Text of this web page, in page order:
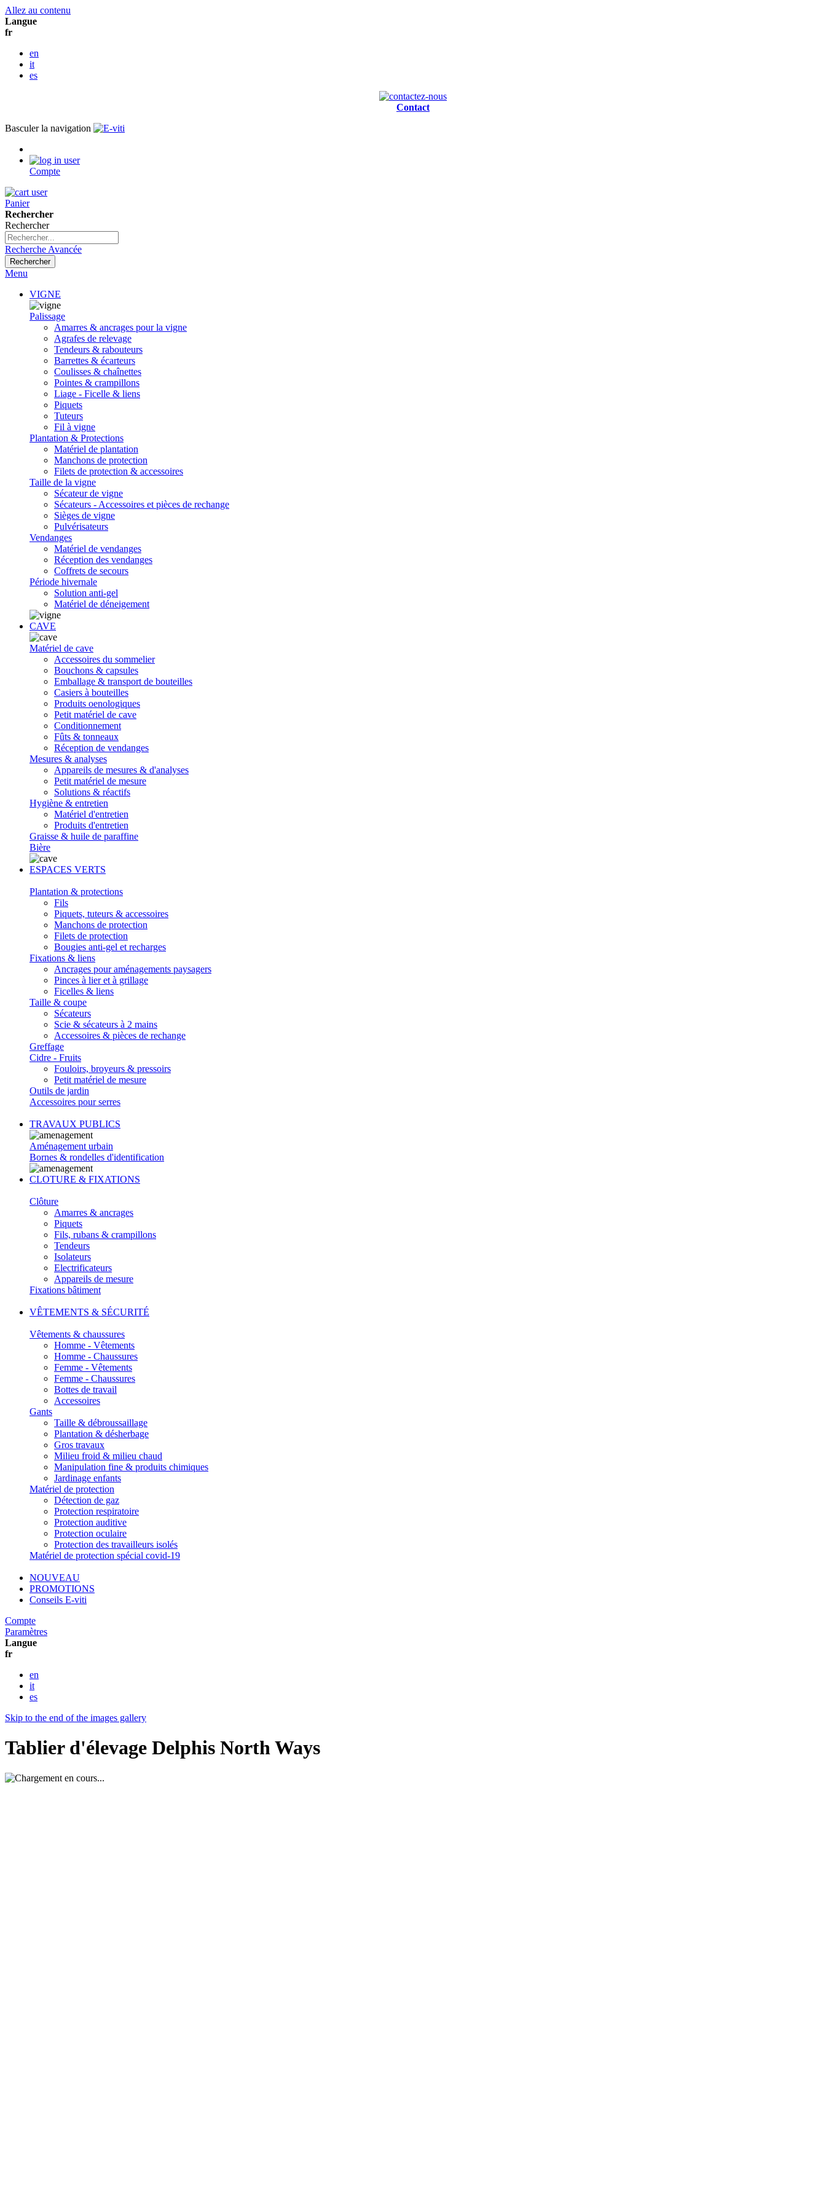
Allez au contenu
Langue
fr
en
it
es
Contact
Basculer la navigation
Compte
Panier
Rechercher
Rechercher
Recherche Avancée
Rechercher
Menu
VIGNE
Palissage
Amarres & ancrages pour la vigne
Agrafes de relevage
Tendeurs & rabouteurs
Barrettes & écarteurs
Coulisses & chaînettes
Pointes & crampillons
Liage - Ficelle & liens
Piquets
Tuteurs
Fil à vigne
Plantation & Protections
Matériel de plantation
Manchons de protection
Filets de protection & accessoires
Taille de la vigne
Sécateur de vigne
Sécateurs - Accessoires et pièces de rechange
Sièges de vigne
Pulvérisateurs
Vendanges
Matériel de vendanges
Réception des vendanges
Coffrets de secours
Période hivernale
Solution anti-gel
Matériel de déneigement
CAVE
Matériel de cave
Accessoires du sommelier
Bouchons & capsules
Emballage & transport de bouteilles
Casiers à bouteilles
Produits oenologiques
Petit matériel de cave
Conditionnement
Fûts & tonneaux
Réception de vendanges
Mesures & analyses
Appareils de mesures & d'analyses
Petit matériel de mesure
Solutions & réactifs
Hygiène & entretien
Matériel d'entretien
Produits d'entretien
Graisse & huile de paraffine
Bière
ESPACES VERTS
Plantation & protections
Fils
Piquets, tuteurs & accessoires
Manchons de protection
Filets de protection
Bougies anti-gel et recharges
Fixations & liens
Ancrages pour aménagements paysagers
Pinces à lier et à grillage
Ficelles & liens
Taille & coupe
Sécateurs
Scie & sécateurs à 2 mains
Accessoires & pièces de rechange
Greffage
Cidre - Fruits
Fouloirs, broyeurs & pressoirs
Petit matériel de mesure
Outils de jardin
Accessoires pour serres
TRAVAUX PUBLICS
Aménagement urbain
Bornes & rondelles d'identification
CLOTURE & FIXATIONS
Clôture
Amarres & ancrages
Piquets
Fils, rubans & crampillons
Tendeurs
Isolateurs
Electrificateurs
Appareils de mesure
Fixations bâtiment
VÊTEMENTS & SÉCURITÉ
Vêtements & chaussures
Homme - Vêtements
Homme - Chaussures
Femme - Vêtements
Femme - Chaussures
Bottes de travail
Accessoires
Gants
Taille & débroussaillage
Plantation & désherbage
Gros travaux
Milieu froid & milieu chaud
Manipulation fine & produits chimiques
Jardinage enfants
Matériel de protection
Détection de gaz
Protection respiratoire
Protection auditive
Protection oculaire
Protection des travailleurs isolés
Matériel de protection spécial covid-19
NOUVEAU
PROMOTIONS
Conseils E-viti
Compte
Paramètres
Langue
fr
en
it
es
Skip to the end of the images gallery
Tablier d'élevage Delphis North Ways